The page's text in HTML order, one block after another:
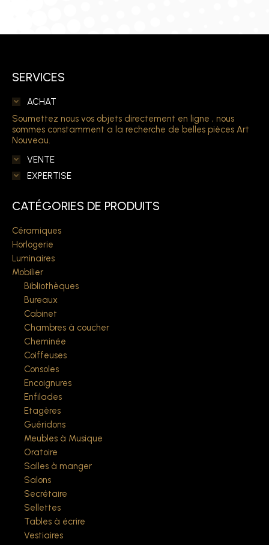
SERVICES
ACHAT
Soumettez nous vos objets directement en ligne , nous
sommes constamment a la recherche de belles pièces Art
Nouveau.
VENTE
EXPERTISE
CATÉGORIES DE PRODUITS
Céramiques
Horlogerie
Luminaires
Mobilier
Bibliothèques
Bureaux
Cabinet
Chambres à coucher
Cheminée
Coiffeuses
Consoles
Encoignures
Enfilades
Etagères
Guéridons
Meubles à Musique
Oratoire
Salles à manger
Salons
Secrétaire
Sellettes
Tables à écrire
Vestiaires